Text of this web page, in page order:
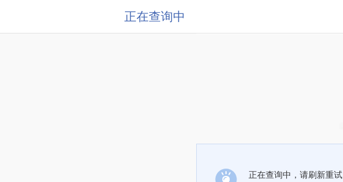
正在查询中
正在查询中，请刷新重试